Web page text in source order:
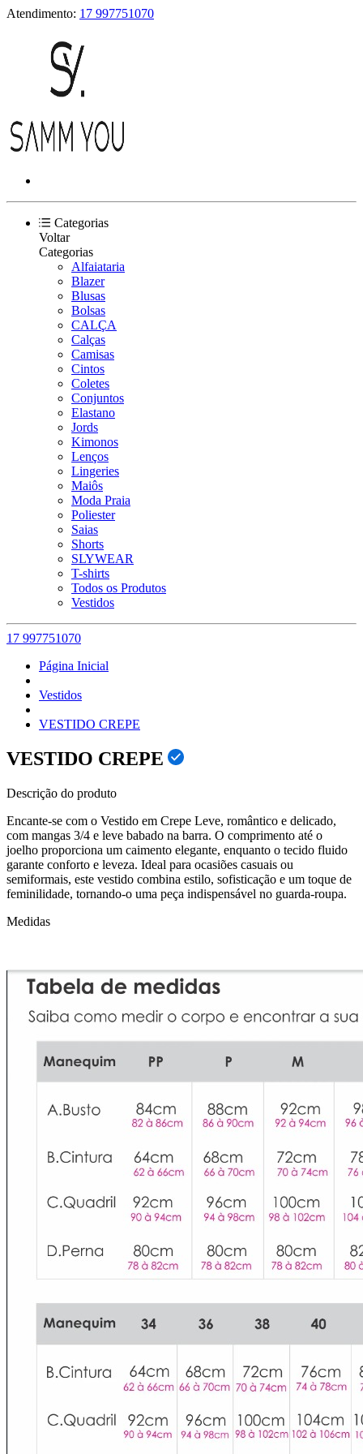
Atendimento: 17 997751070
Categorias
Voltar
Categorias
Alfaiataria
Blazer
Blusas
Bolsas
CALÇA
Calças
Camisas
Cintos
Coletes
Conjuntos
Elastano
Jords
Kimonos
Lenços
Lingeries
Maiôs
Moda Praia
Poliester
Saias
Shorts
SLYWEAR
T-shirts
Todos os Produtos
Vestidos
17 997751070
Página Inicial
Vestidos
VESTIDO CREPE
VESTIDO CREPE
Descrição do produto
Encante-se com o Vestido em Crepe Leve, romântico e delicado,
com mangas 3/4 e leve babado na barra. O comprimento até o
joelho proporciona um caimento elegante, enquanto o tecido fluido
garante conforto e leveza. Ideal para ocasiões casuais ou
semiformais, este vestido combina estilo, sofisticação e um toque de
feminilidade, tornando-o uma peça indispensável no guarda-roupa.
Medidas